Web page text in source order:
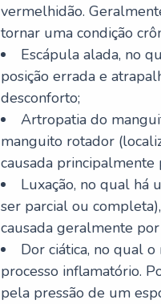
vermelhidão.
tornar uma condição
Escápula alada, no
posição errada e
desconforto;
Artropatia do
manguito rotador
causada
Luxação, no qual há
ser parcial ou
causada geralmente
Dor ciática, no qual
processo inflamatório.
pela pressão de um